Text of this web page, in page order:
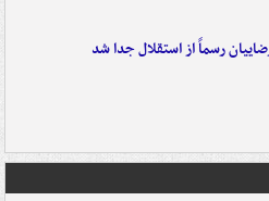
رسماً از استقلال جدا شد